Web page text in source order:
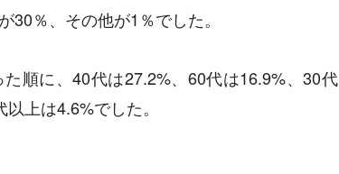
％、その他が1％でした。
順に、40代は27.2%、60代は16.9%、30代
上は4.6%でした。